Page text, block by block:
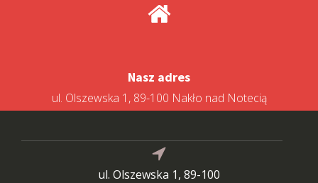
Nasz adres
ul. Olszewska 1, 89-100 Nakło nad Notecią
ul. Olszewska 1, 89-100